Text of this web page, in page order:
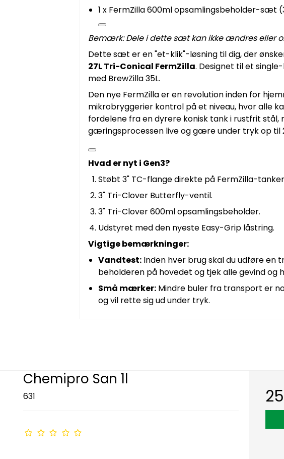
1 x FermZilla 600ml opsamlingsbeholder-sæt
Bemærk: Dele i dette sæt kan ikke ændres eller
Dette sæt er en "et-klik"-løsning til dig, der
27L Tri-Conical FermZilla. Designet til et
med BrewZilla 35L.
Den nye FermZilla er en revolution inden for
mikrobryggerier kontrol på et niveau, hvor alle
fordelene fra en dyrere konisk tank i rustfrit stål,
gæringsprocessen live og gære under tryk op til
Hvad er nyt i Gen3?
Støbt 3" TC-flange direkte på FermZilla-
3" Tri-Clover Butterfly-ventil.
3" Tri-Clover 600ml opsamlingsbeholder.
Udstyret med den nyeste Easy-Grip låstring.
Vigtige bemærkninger:
Vandtest: Inden hver brug skal du udføre en
beholderen på hovedet og tjek alle gevind
Små mærker: Mindre buler fra transport er
og vil rette sig ud under tryk.
Chemipro San 1l
631